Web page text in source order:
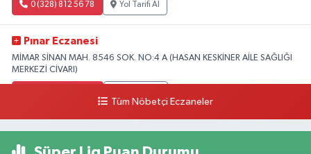
0 (328) 812 56 78 Yol Tarifi Al
Pınar Eczanesi
MİMAR SİNAN MAH. 8546 SOK. NO:4 A (HASAN KESKİNER AİLE SAĞLIĞI
MERKEZİ CİVARI)
Tüm Nöbetçi Eczaneler